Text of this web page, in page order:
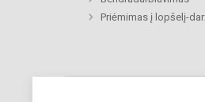
Priėmimas į lopšelį-